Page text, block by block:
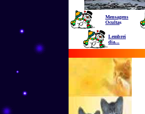
Mensagens
Ocultas
Lembrei
dia...